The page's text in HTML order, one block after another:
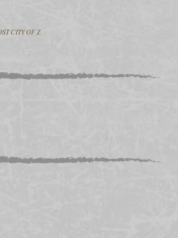
CITY OF Z